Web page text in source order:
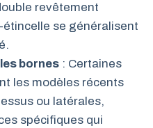
revêtement
se généralisent
bornes : Certaines
les modèles récents
ou latérales,
spécifiques qui